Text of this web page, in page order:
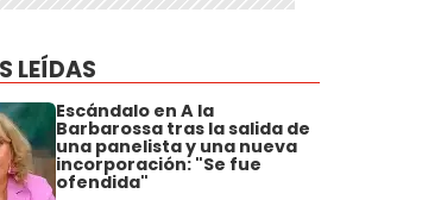
LEÍDAS
Escándalo en A la
Barbarossa tras la salida de
una panelista y una nueva
incorporación: "Se fue
ofendida"